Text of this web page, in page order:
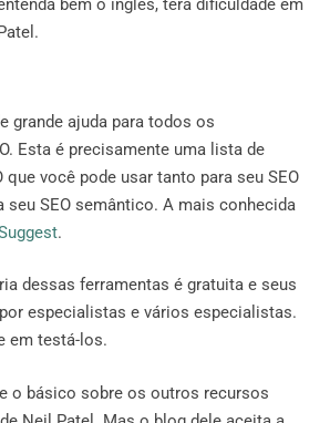
bem o inglês, terá dificuldade em
grande ajuda para todos os
Esta é precisamente uma lista de
que você pode usar tanto para seu SEO
seu SEO semântico. A mais conhecida
.
dessas ferramentas é gratuita e seus
especialistas e vários especialistas.
em testá-los.
o básico sobre os outros recursos